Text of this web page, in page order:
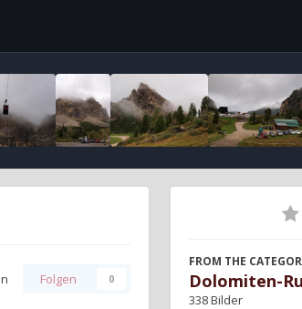
Folgen 0
FROM THE
Dolomiten-
338 Bilder